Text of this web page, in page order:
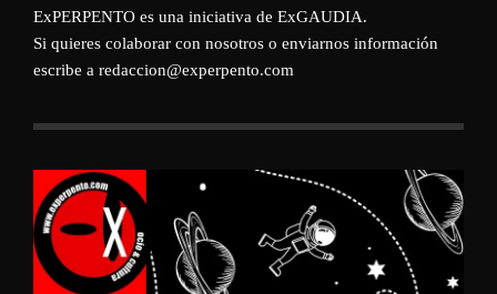
ExPERPENTO es una iniciativa de ExGAUDIA.
Si quieres colaborar con nosotros o enviarnos información
escribe a redaccion@experpento.com